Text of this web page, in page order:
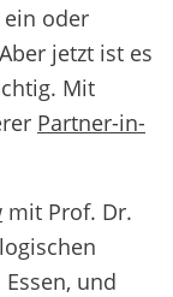
ein oder
jetzt ist es
Mit
Partner-in-
mit Prof. Dr.
und